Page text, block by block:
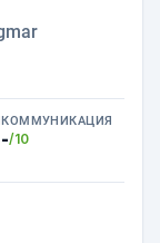
КОММУНИКАЦИЯ
-/10